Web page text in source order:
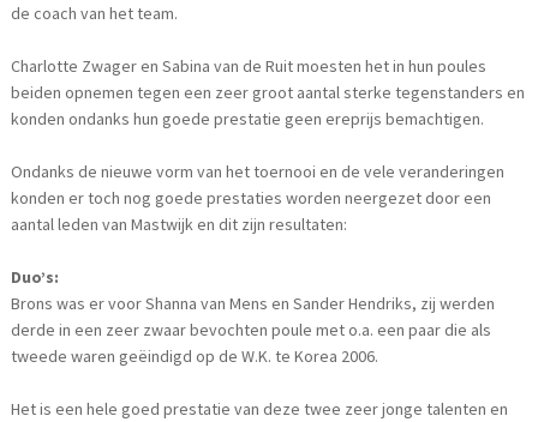
de coach van het team.
Charlotte Zwager en Sabina van de Ruit moesten het in hun poules
beiden opnemen tegen een zeer groot aantal sterke tegenstanders en
konden ondanks hun goede prestatie geen ereprijs bemachtigen.
Ondanks de nieuwe vorm van het toernooi en de vele veranderingen
konden er toch nog goede prestaties worden neergezet door een
aantal leden van Mastwijk en dit zijn resultaten:
Duo’s:
Brons was er voor Shanna van Mens en Sander Hendriks, zij werden
derde in een zeer zwaar bevochten poule met o.a. een paar die als
tweede waren geëindigd op de W.K. te Korea 2006.
Het is een hele goed prestatie van deze twee zeer jonge talenten en